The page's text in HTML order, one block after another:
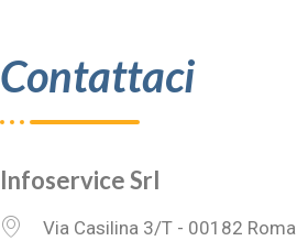
Contattaci
Infoservice Srl
Via Casilina 3/T - 00182 Roma